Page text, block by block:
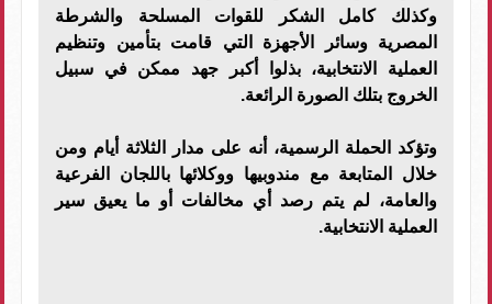
وكذلك كامل الشكر للقوات المسلحة والشرطة
المصرية وسائر الأجهزة التي قامت بتأمين وتنظيم
العملية الانتخابية، بذلوا أكبر جهد ممكن في سبيل
الخروج بتلك الصورة الرائعة.
وتؤكد الحملة الرسمية، أنه على مدار الثلاثة أيام ومن
خلال المتابعة مع مندوبيها ووكلائها باللجان الفرعية
والعامة، لم يتم رصد أي مخالفات أو ما يعيق سير
العملية الانتخابية.